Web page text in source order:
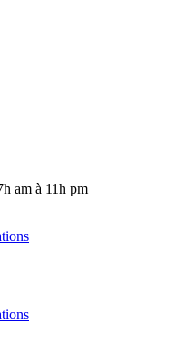
am à 11h pm